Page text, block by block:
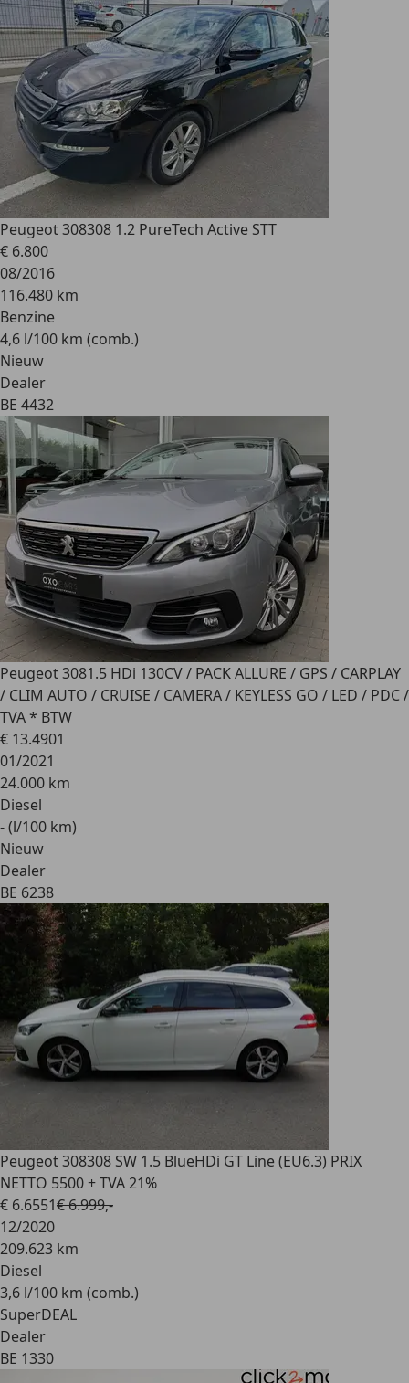
Peugeot 308308 1.2 PureTech Active STT
€ 6.800
08/2016
116.480 km
Benzine
4,6 l/100 km (comb.)
Nieuw
Dealer
BE 4432
Peugeot 3081.5 HDi 130CV / PACK ALLURE / GPS / CARPLAY
/ CLIM AUTO / CRUISE / CAMERA / KEYLESS GO / LED / PDC /
TVA * BTW
€ 13.4901
01/2021
24.000 km
Diesel
- (l/100 km)
Nieuw
Dealer
BE 6238
Peugeot 308308 SW 1.5 BlueHDi GT Line (EU6.3) PRIX
NETTO 5500 + TVA 21%
€ 6.6551€ 6.999,-
12/2020
209.623 km
Diesel
3,6 l/100 km (comb.)
SuperDEAL
Dealer
BE 1330